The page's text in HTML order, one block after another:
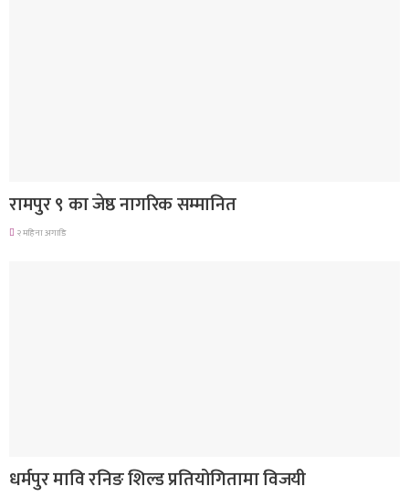
रामपुर ९ का जेष्ठ नागरिक सम्मानित
२ महिना अगाडि
धर्मपुर मावि रनिङ शिल्ड प्रतियोगितामा विजयी